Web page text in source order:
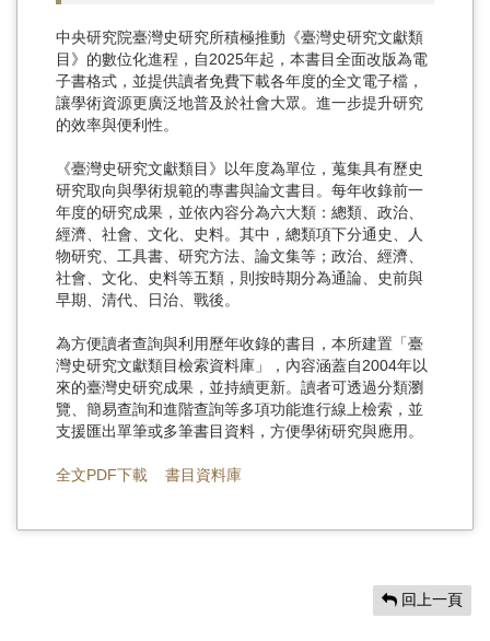
中央研究院臺灣史研究所積極推動《臺灣史研究文獻類
目》的數位化進程，自2025年起，本書目全面改版為電
子書格式，並提供讀者免費下載各年度的全文電子檔，
讓學術資源更廣泛地普及於社會大眾。進一步提升研究
的效率與便利性。
《臺灣史研究文獻類目》以年度為單位，蒐集具有歷史
研究取向與學術規範的專書與論文書目。每年收錄前一
年度的研究成果，並依內容分為六大類：總類、政治、
經濟、社會、文化、史料。其中，總類項下分通史、人
物研究、工具書、研究方法、論文集等；政治、經濟、
社會、文化、史料等五類，則按時期分為通論、史前與
早期、清代、日治、戰後。
為方便讀者查詢與利用歷年收錄的書目，本所建置「臺
灣史研究文獻類目檢索資料庫」，內容涵蓋自2004年以
來的臺灣史研究成果，並持續更新。讀者可透過分類瀏
覽、簡易查詢和進階查詢等多項功能進行線上檢索，並
支援匯出單筆或多筆書目資料，方便學術研究與應用。
全文PDF下載 書目資料庫
回上一頁